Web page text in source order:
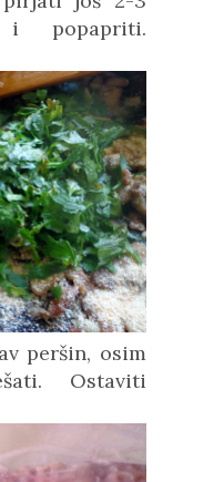
i popapriti.
peršin, osim
Ostaviti